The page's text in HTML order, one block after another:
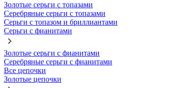
Золотые серьги с топазами
Серебряные серьги с топазами
Серьги с топазом и бриллиантами
Серьги с фианитами
Золотые серьги с фианитами
Серебряные серьги с фианитами
Все цепочки
Золотые цепочки